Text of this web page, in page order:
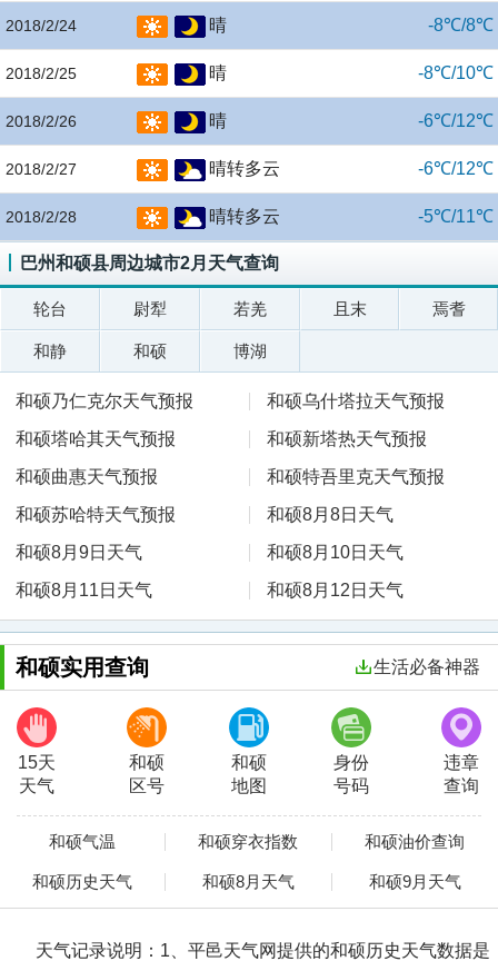
2018/2/24 晴 -8℃/8℃
2018/2/25 晴 -8℃/10℃
2018/2/26 晴 -6℃/12℃
2018/2/27 晴转多云 -6℃/12℃
2018/2/28 晴转多云 -5℃/11℃
巴州和硕县周边城市2月天气查询
轮台 尉犁 若羌 且末 焉耆
和静 和硕 博湖
和硕乃仁克尔天气预报
和硕乌什塔拉天气预报
和硕塔哈其天气预报
和硕新塔热天气预报
和硕曲惠天气预报
和硕特吾里克天气预报
和硕苏哈特天气预报
和硕8月8日天气
和硕8月9日天气
和硕8月10日天气
和硕8月11日天气
和硕8月12日天气
和硕实用查询 生活必备神器
15天
天气
和硕
区号
和硕
地图
身份
号码
违章
查询
和硕气温 和硕穿衣指数 和硕油价查询
和硕历史天气 和硕8月天气 和硕9月天气
天气记录说明： 1、平邑天气网提供的和硕历史天气数据是